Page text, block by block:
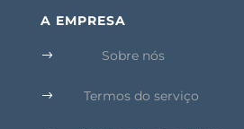
A EMPRESA
$ Sobre nós
$ Termos do serviço